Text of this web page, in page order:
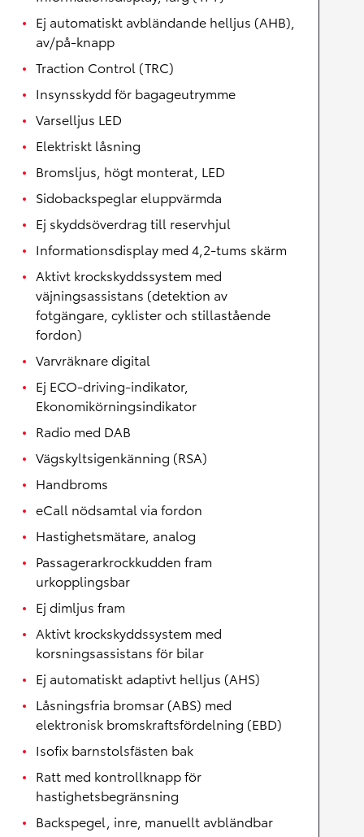
Ej automatiskt avbländande helljus (AHB),
av/på-knapp
Traction Control (TRC)
Insynsskydd för bagageutrymme
Varselljus LED
Elektriskt låsning
Bromsljus, högt monterat, LED
Sidobackspeglar eluppvärmda
Ej skyddsöverdrag till reservhjul
Informationsdisplay med 4,2-tums skärm
Aktivt krockskyddssystem med
väjningsassistans (detektion av
fotgängare, cyklister och stillastående
fordon)
Varvräknare digital
Ej ECO-driving-indikator,
Ekonomikörningsindikator
Radio med DAB
Vägskyltsigenkänning (RSA)
Handbroms
eCall nödsamtal via fordon
Hastighetsmätare, analog
Passagerarkrockkudden fram
urkopplingsbar
Ej dimljus fram
Aktivt krockskyddssystem med
korsningsassistans för bilar
Ej automatiskt adaptivt helljus (AHS)
Låsningsfria bromsar (ABS) med
elektronisk bromskraftsfördelning (EBD)
Isofix barnstolsfästen bak
Ratt med kontrollknapp för
hastighetsbegränsning
Backspegel, inre, manuellt avbländbar